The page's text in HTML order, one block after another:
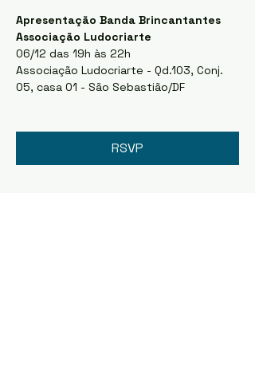
Apresentação Banda Brincantantes
Associação Ludocriarte
06/12 das 19h às 22h
Associação Ludocriarte - Qd.103, Conj.
05, casa 01 - São Sebastião/DF
RSVP